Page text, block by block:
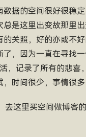
据的空间很好很稳
是这里出变故那里
关照，好的亦或不
，因为一直在寻找
，记录了所有的悲
时间很少，事情很多
这里买空间做博客